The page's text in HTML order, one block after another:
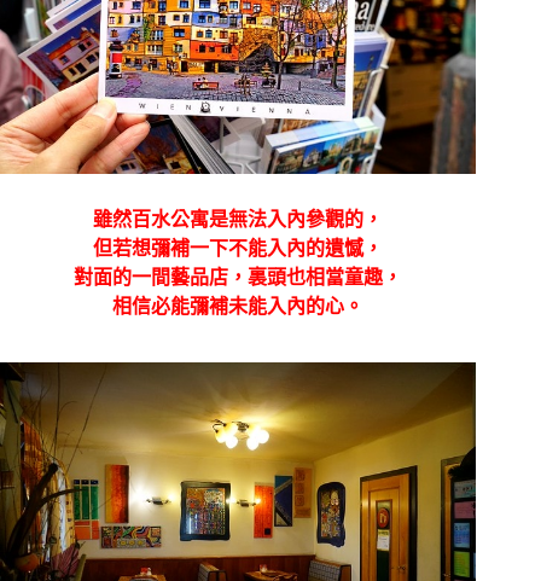
雖然百水公寓是無法入內參觀的，
但若想彌補一下不能入內的遺憾，
對面的一間藝品店，裏頭也相當童趣，
相信必能彌補未能入內的心。